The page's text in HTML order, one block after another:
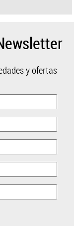
y ofertas